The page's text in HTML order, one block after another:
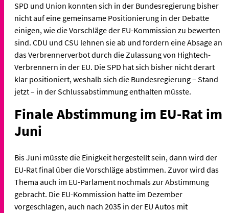
SPD und Union konnten sich in der Bundesregierung bisher
nicht auf eine gemeinsame Positionierung in der Debatte
einigen, wie die Vorschläge der EU-Kommission zu bewerten
sind. CDU und CSU lehnen sie ab und fordern eine Absage an
das Verbrennerverbot durch die Zulassung von Hightech-
Verbrennern in der EU. Die SPD hat sich bisher nicht derart
klar positioniert, weshalb sich die Bundesregierung – Stand
jetzt – in der Schlussabstimmung enthalten müsste.
Finale Abstimmung im EU-Rat im
Juni
Bis Juni müsste die Einigkeit hergestellt sein, dann wird der
EU-Rat final über die Vorschläge abstimmen. Zuvor wird das
Thema auch im EU-Parlament nochmals zur Abstimmung
gebracht. Die EU-Kommission hatte im Dezember
vorgeschlagen, auch nach 2035 in der EU Autos mit